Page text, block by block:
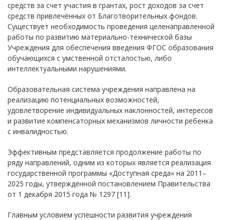
средств за счет участия в грантах, рост доходов за счет
средств привлечённых от Благотворительных фондов.
Существует необходимость проведения целенаправленной
работы по развитию материально-технической базы
Учреждения для обеспечения введения ФГОС образования
обучающихся с умственной отсталостью, либо
интеллектуальными нарушениями.
Образовательная система учреждения направлена на
реализацию потенциальных возможностей,
удовлетворение индивидуальных наклонностей, интересов
и развитие компенсаторных механизмов личности ребенка
с инвалидностью.
Эффективным представляется продолжение работы по
ряду направлений, одним из которых является реализация
государственной программы «Доступная среда» на 2011–
2025 годы, утверждённой постановлением Правительства
от 1 декабря 2015 года № 1297 [11].
Главным условием успешности развития учреждения